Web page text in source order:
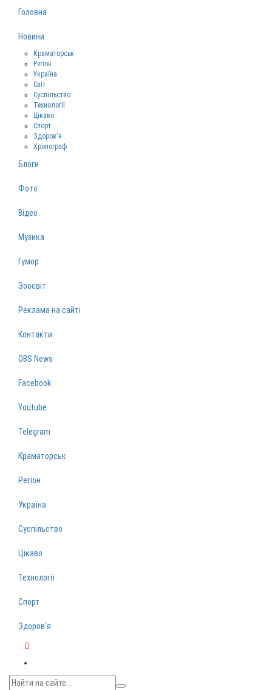
Головна
Новини
Краматорськ
Регіон
Україна
Світ
Суспільство
Технології
Цікаво
Спорт
Здоров‘я
Хронограф
Блоги
Фото
Відео
Музика
Гумор
Зоосвіт
Реклама на сайті
Контакти
OBS News
Facebook
Youtube
Telegram
Краматорськ
Регіон
Україна
Суспільство
Цікаво
Технології
Спорт
Здоров‘я